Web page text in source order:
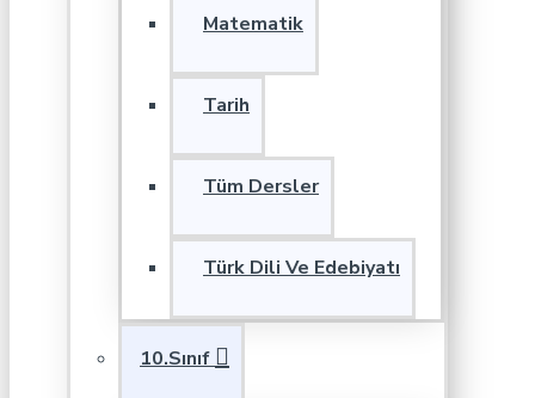
Matematik
Tarih
Tüm Dersler
Türk Dili Ve Edebiyatı
10.Sınıf